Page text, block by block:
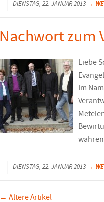
DIENSTAG, 22. JANUAR 2013 →
Nachwort zum
Liebe
Im
DIENSTAG, 22. JANUAR 2013 →
← Ältere Artikel